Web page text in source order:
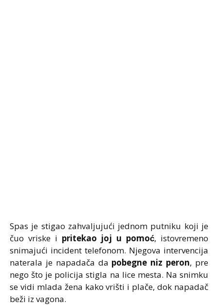
Spas je stigao zahvaljujući jednom putniku koji je
čuo vriske i pritekao joj u pomoć, istovremeno
snimajući incident telefonom. Njegova intervencija
naterala je napadača da pobegne niz peron, pre
nego što je policija stigla na lice mesta. Na snimku
se vidi mlada žena kako vrišti i plače, dok napadač
beži iz vagona.